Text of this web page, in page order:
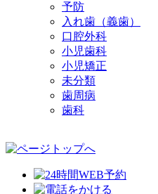
予防
入れ歯（義歯）
口腔外科
小児歯科
小児矯正
未分類
歯周病
歯科